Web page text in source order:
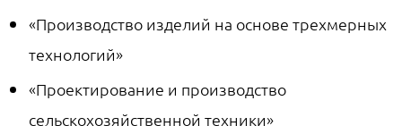
«Производство изделий на основе трехмерных
технологий»
«Проектирование и производство
сельскохозяйственной техники»